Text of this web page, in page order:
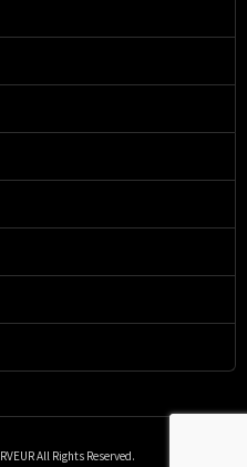
All Rights Reserved.